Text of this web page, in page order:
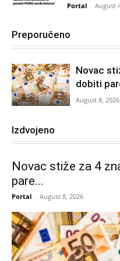
Portal - August
Preporučeno
Novac
dobiti
August 8, 2026
Izdvojeno
Novac stiže za 4
pare...
Portal - August 8, 2026